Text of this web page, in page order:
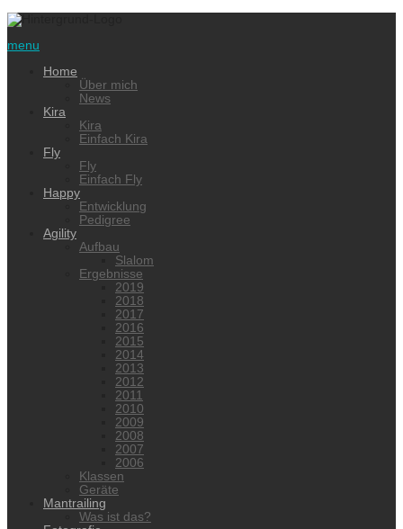
menu
Home
Über mich
News
Kira
Kira
Einfach Kira
Fly
Fly
Einfach Fly
Happy
Entwicklung
Pedigree
Agility
Aufbau
Slalom
Ergebnisse
2019
2018
2017
2016
2015
2014
2013
2012
2011
2010
2009
2008
2007
2006
Klassen
Geräte
Mantrailing
Was ist das?